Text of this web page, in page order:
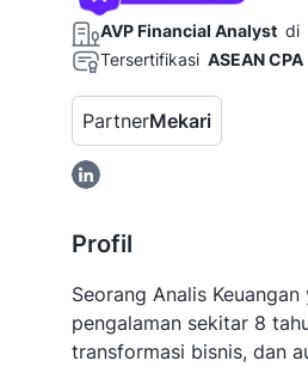
AVP Financial Analyst di
Tersertifikasi ASEAN CPA
PartnerMekari
Profil
Seorang Analis
pengalaman sekitar 8
transformasi bisnis, dan